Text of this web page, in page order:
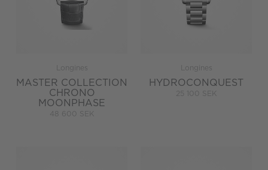
Longines
MASTER COLLECTION
CHRONO
MOONPHASE
48 600 SEK
Longines
HYDROCONQUEST
25 100 SEK